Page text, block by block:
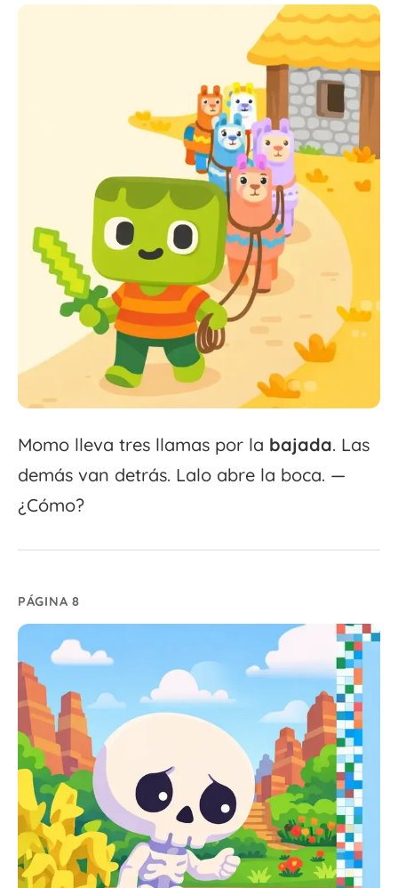
Momo lleva tres llamas por la bajada. Las
demás van detrás. Lalo abre la boca. —
¿Cómo?
PÁGINA 8